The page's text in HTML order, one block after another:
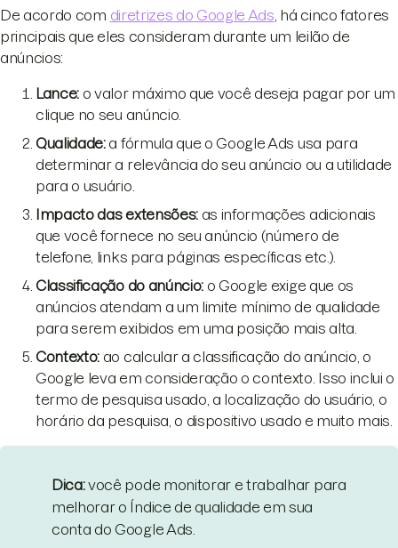
De acordo com diretrizes do Google Ads , há cinco fatores
principais que eles consideram durante um leilão de
anúncios:
Lance: o valor máximo que você deseja pagar por um
clique no seu anúncio.
Qualidade:a fórmula que o Google Ads usa para
determinar a relevância do seu anúncio ou a utilidade
para o usuário.
Impacto das extensões: as informações adicionais
que você fornece no seu anúncio (número de
telefone, links para páginas específicas etc.).
Classificação do anúncio: o Google exige que os
anúncios atendam a um limite mínimo de qualidade
para serem exibidos em uma posição mais alta.
Contexto: ao calcular a classificação do anúncio, o
Google leva em consideração o contexto. Isso inclui o
termo de pesquisa usado, a localização do usuário, o
horário da pesquisa, o dispositivo usado e muito mais.
Dica:você pode monitorar e trabalhar para
melhorar o Índice de qualidade em sua
conta do Google Ads.